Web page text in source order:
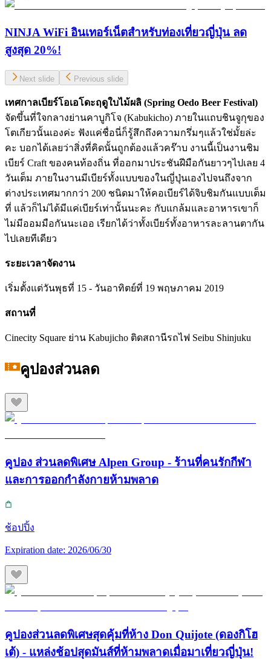
NINJA WiFi อินเทอร์เน็ตสำหรับท่องเที่ยวญี่ปุ่น ลด
สูงสุด 20%!
Next slide Previous slide
เทศกาลเบียร์โอเอโดะฤดูใบไม้ผลิ (Spring Oedo Beer Festival)
จัดขึ้นที่ใจกลางย่านคาบูกิโจ (Kabukicho) ภายในแถบชินจูกุของ
โตเกียวนั้นเองค่ะ ฟังแค่ชื่อนี่ก็รู้สึกถึงความกรึ่มๆแล้วใช่มั้ยล่ะ
คะ บอกได้เลยว่าสิ่งที่คิดนั้นถูกต้องแล้วคร๊าบ งานนี้เป็นงานชิม
เบียร์ Craft ของคนท้องถิ่น ที่ออกมาประชันฝีมือกันยาวๆไปเลย 4
วันเต็ม ภายในงานมีเบียร์ทั้งแบบของในญี่ปุ่นเองไปจนถึงจาก
ต่างประเทศมากกว่า 200 ชนิดมาให้คอเบียร์ได้จิบชิมกันแบบเต็ม
ที่ แล้วก็ไม่ได้มีแค่เบียร์เท่านั้นนะคะ กับแกล้มและอาหารเขาก็
ไม่มีออมมือกันนะเออ เรียกได้ว่าทั้งเบียร์ทั้งอาหารละลานตากัน
ไปเลยทีเดียว
ระยะเวลาจัดงาน
เริ่มตั้งแต่วันพุธที่ 15 - วันอาทิตย์ที่ 19 พฤษภาคม 2019
สถานที่
Cinecity Square ย่าน Kabujicho ติดสถานีรถไฟ Seibu Shinjuku
คูปองส่วนลด
คูปอง ส่วนลดพิเศษ Alpen Group - ร้านที่คนรักกีฬา
และการออกกำลังกายห้ามพลาด
ช้อปปิ้ง
Expiration date: 2026/06/30
คูปองส่วนลดพิเศษสุดคุ้มที่ห้าง Don Quijote (ดองกิโฮ
เต้) - แหล่งช้อปสุดมันส์ที่ห้ามพลาดเมื่อมาเที่ยวญี่ปุ่น!